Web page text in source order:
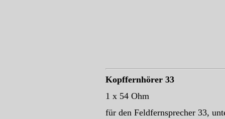
Kopffernhörer 33
1 x 54 Ohm
für den Feldfernsprecher 33,